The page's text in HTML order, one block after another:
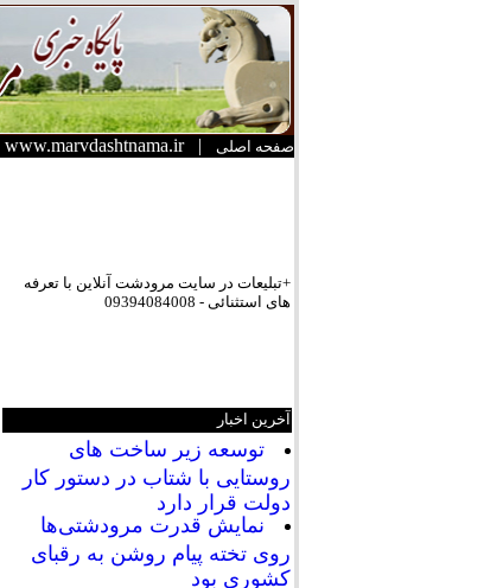
صفحه اصلی |
www.marvdashtnama.ir
+تبلیعات در سایت مرودشت آنلاین با تعرفه
های استثنائی - 09394084008
آخرین اخبار
توسعه زیر ساخت های
روستایی با شتاب در دستور کار
دولت قرار دارد
نمایش قدرت مرودشتی‌ها
روی تخته پیام روشن به رقبای
کشوری بود